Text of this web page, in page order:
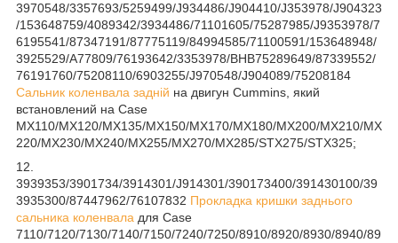
3970548/3357693/5259499/J934486/J904410/J353978/J904323
/153648759/4089342/3934486/71101605/75287985/J9353978/7
6195541/87347191/87775119/84994585/71100591/153648948/
3925529/A77809/76193642/3353978/BHB75289649/87339552/
76191760/75208110/6903255/J970548/J904089/75208184
Сальник коленвала задній на двигун Cummins, який
встановлений на Case
MX110/MX120/MX135/MX150/MX170/MX180/MX200/MX210/MX
220/MX230/MX240/MX255/MX270/MX285/STX275/STX325;
12.
3939353/3901734/3914301/J914301/390173400/391430100/39
3935300/87447962/76107832 Прокладка кришки заднього
сальника коленвала для Case
7110/7120/7130/7140/7150/7240/7250/8910/8920/8930/8940/89